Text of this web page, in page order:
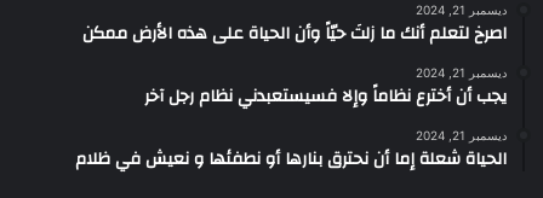
ديسمبر 21, 2024
‫اصرخ لتعلم أنك ما زلتَ حيّاً وأن الحياة على هذه الأرض ممكن
ديسمبر 21, 2024
يجب أن أخترع نظاماً وإلا فسيستعبدني نظام رجل آخر
ديسمبر 21, 2024
الحياة شعلة إما أن نحترق بنارها أو نطفئها و نعيش في ظلام